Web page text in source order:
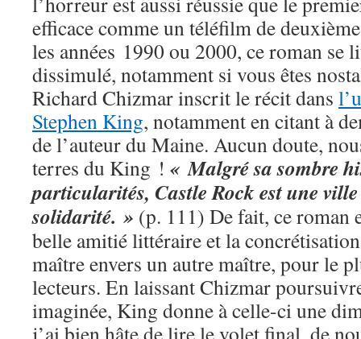
efficace comme un téléfilm de
les années 1990 ou 2000, ce roman se
dissimulé, notamment si vous êtes
Richard Chizmar inscrit le récit dans
Stephen King, notamment en citant à
de l’auteur du Maine. Aucun doute,
terres du King ! « Malgré sa sombre
particularités, Castle Rock est une
solidarité. » (p. 111) De fait, ce roman
belle amitié littéraire et la
maître envers un autre maître, pour le
lecteurs. En laissant Chizmar
imaginée, King donne à celle-ci une
j’ai bien hâte de lire le volet final, de